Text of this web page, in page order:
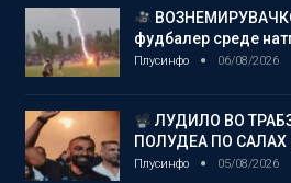
фудбалер среде
Плусинфо 06/08/2026
ЛУДИЛО ВО
ПОЛУДЕА ПО САЛАХ
Плусинфо 05/08/2026